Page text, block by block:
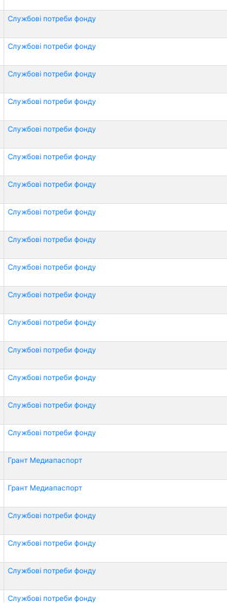
Службові потреби фонду
Службові потреби фонду
Службові потреби фонду
Службові потреби фонду
Службові потреби фонду
Службові потреби фонду
Службові потреби фонду
Службові потреби фонду
Службові потреби фонду
Службові потреби фонду
Службові потреби фонду
Службові потреби фонду
Службові потреби фонду
Службові потреби фонду
Службові потреби фонду
Службові потреби фонду
Грант Медиапаспорт
Грант Медиапаспорт
Службові потреби фонду
Службові потреби фонду
Службові потреби фонду
Службові потреби фонду